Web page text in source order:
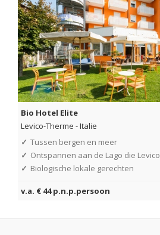
Bio Hotel Elite
Levico-Therme -Italie
✓ Tussen bergen en meer
✓ Ontspannen aan de Lago die Levico
✓ Biologische lokale gerechten
v.a. € 44 p.n.p.persoon